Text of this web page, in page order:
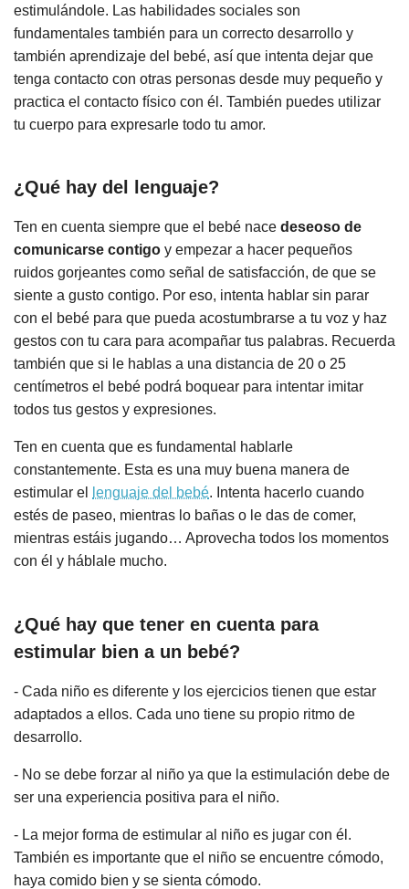
estimulándole. Las habilidades sociales son
fundamentales también para un correcto desarrollo y
también aprendizaje del bebé, así que intenta dejar que
tenga contacto con otras personas desde muy pequeño y
practica el contacto físico con él. También puedes utilizar
tu cuerpo para expresarle todo tu amor.
¿Qué hay del lenguaje?
Ten en cuenta siempre que el bebé nace deseoso de
comunicarse contigo y empezar a hacer pequeños
ruidos gorjeantes como señal de satisfacción, de que se
siente a gusto contigo. Por eso, intenta hablar sin parar
con el bebé para que pueda acostumbrarse a tu voz y haz
gestos con tu cara para acompañar tus palabras. Recuerda
también que si le hablas a una distancia de 20 o 25
centímetros el bebé podrá boquear para intentar imitar
todos tus gestos y expresiones.
Ten en cuenta que es fundamental hablarle
constantemente. Esta es una muy buena manera de
estimular el
lenguaje del bebé. Intenta hacerlo cuando
estés de paseo, mientras lo bañas o le das de comer,
mientras estáis jugando… Aprovecha todos los momentos
con él y háblale mucho.
¿Qué hay que tener en cuenta para
estimular bien a un bebé?
- Cada niño es diferente y los ejercicios tienen que estar
adaptados a ellos. Cada uno tiene su propio ritmo de
desarrollo.
- No se debe forzar al niño ya que la estimulación debe de
ser una experiencia positiva para el niño.
- La mejor forma de estimular al niño es jugar con él.
También es importante que el niño se encuentre cómodo,
haya comido bien y se sienta cómodo.